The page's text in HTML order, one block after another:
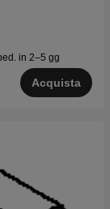
in 2–5 gg
Acquista